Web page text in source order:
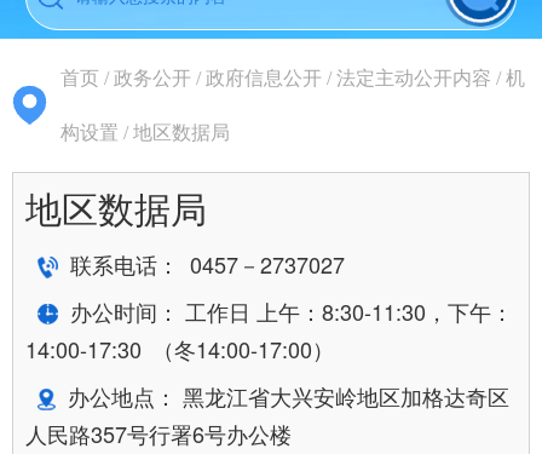
首页 /政务公开 /政府信息公开 /法定主动公开内容 /机
构设置 /地区数据局
地区数据局
联系电话： 0457－2737027
办公时间： 工作日 上午：8:30-11:30，下午：
14:00-17:30 （冬14:00-17:00）
办公地点： 黑龙江省大兴安岭地区加格达奇区
人民路357号行署6号办公楼